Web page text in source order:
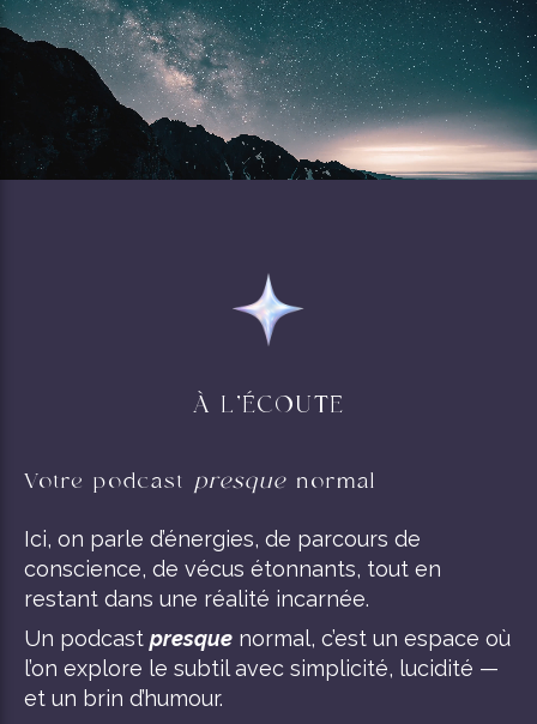
À L’ÉCOUTE
Votre podcast presque normal
Ici, on parle d’énergies, de parcours de
conscience, de vécus étonnants, tout en
restant dans une réalité incarnée.
Un podcast presque normal, c’est un espace où
l’on explore le subtil avec simplicité, lucidité —
et un brin d’humour.